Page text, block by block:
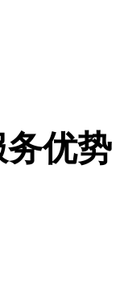
优势